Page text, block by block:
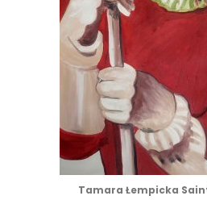
Tamara Łempicka